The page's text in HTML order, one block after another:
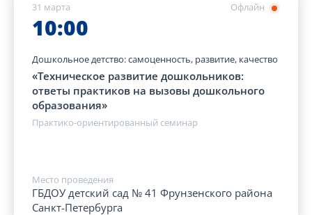
Офлайн
31 марта
10:00
Дошкольное детство: самоценность, развитие, качество
«Техническое развитие дошкольников:
ответы практиков на вызовы дошкольного
образования»
Практико-ориентированный семинар
Место проведения
ГБДОУ детский сад № 41 Фрунзенского района
Санкт-Петербурга